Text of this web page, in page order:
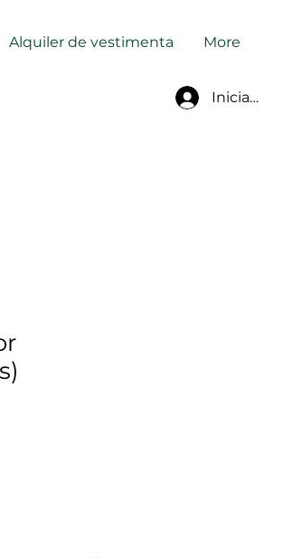
Iniciar
Alquiler de vestimenta More